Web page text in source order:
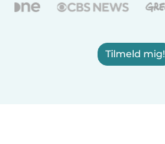
Tilmeld mig!